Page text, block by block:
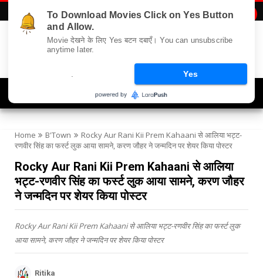
Home B'Town
Rocky Aur Rani Kii Prem Kahaani से आलिया भट्ट-
रणवीर सिंह का फर्स्ट लुक आया सामने, करण जौहर ने जन्मदिन पर शेयर किया पोस्टर
Rocky Aur Rani Kii Prem Kahaani से आलिया
भट्ट-रणवीर सिंह का फर्स्ट लुक आया सामने, करण जौहर
ने जन्मदिन पर शेयर किया पोस्टर
Rocky Aur Rani Kii Prem Kahaani से आलिया भट्ट-रणवीर सिंह का फर्स्ट लुक
आया सामने, करण जौहर ने जन्मदिन पर शेयर किया पोस्टर
Ritika
To Download Movies Click on Yes Button
and Allow.
Movie देखने के लिए Yes बटन दबाएँ। You can unsubscribe
anytime later.
Yes